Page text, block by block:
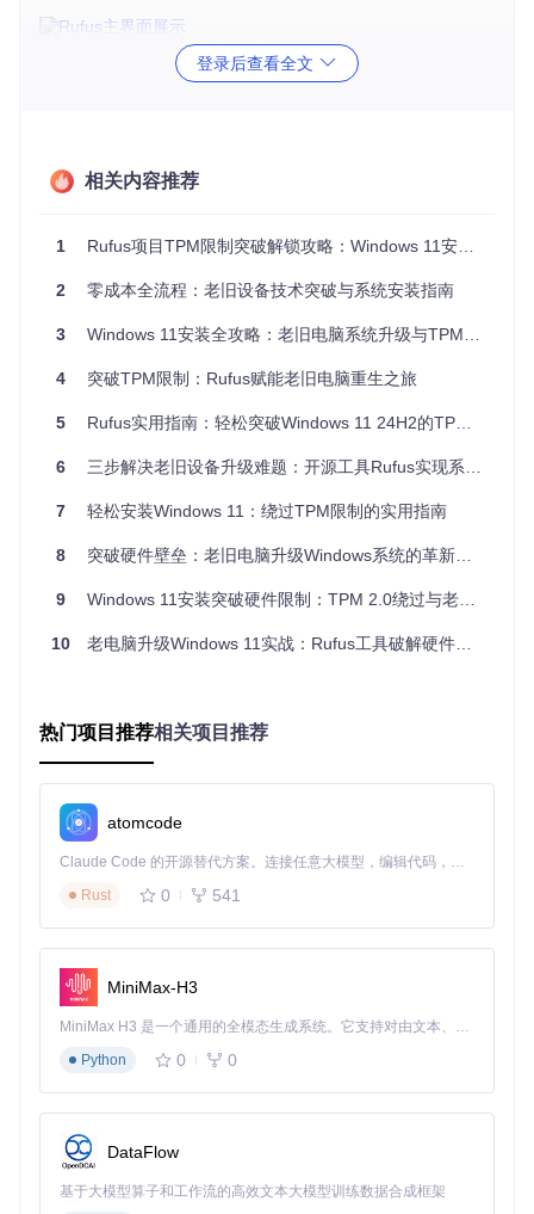
图1：Rufus正在创建Windows 11安装介质，界面简洁直观，
Windows 11 24H2的硬件要求验证系统由三个关键部分组成，
就像三道相互关联的门禁检查：
如同检查你的门禁卡是否在白名单中
硬件参数验证：系统会逐项检查TPM版本、内存大小等硬
件参数，好比保安核对你的身份信息
升级权限控制：最终决定是否允许安装的"放行开关"，控
这三道门禁相互配合，任何一道未通过都会导致安装失败。而
Rufus的解决方案就是通过精准修改系统配置开关（注册表
项），让系统"误以为"设备满足了所有要求。
解
传统手动修改方法（适用于技术人员）
在Rufus推出自动解决方案前，技术用户需要手动修改系统配
开启升级权限：修改系统策略允许不支持硬件的升级操作
这种方法需要使用命令行工具，对普通用户来说门槛较高且容
易出错。
新旧方法对比表
解决方案
操作
功
率
适用人
特点
手动修改
配置开关
⭐⭐⭐
7
0%
专业技
术人员
需记住多条命
令，风险较高
Rufus自动
破解
8%
户
一键完成
🛠️ 可视化操作指引：Rufus三步安装法
ws 11 24H2的硬件限制，整个过程只需三个步骤：
第一步：下载并准备Windows 11镜像
打开Rufus工具，插入至少8GB容量的USB闪存盘
登录后查看全文
相关内容推荐
1 Rufus项目TPM限制突破解锁攻略：Windows 11安装限制全解析
2 零成本全流程：老旧设备技术突破与系统安装指南
3 Windows 11安装全攻略：老旧电脑系统升级与TPM限制突破指南
4 突破TPM限制：Rufus赋能老旧电脑重生之旅
5 Rufus实用指南：轻松突破Windows 11 24H2的TPM限制
6 三步解决老旧设备升级难题：开源工具Rufus实现系统优化全攻略
7 轻松安装Windows 11：绕过TPM限制的实用指南
8 突破硬件壁垒：老旧电脑升级Windows系统的革新方案
9 Windows 11安装突破硬件限制：TPM 2.0绕过与老旧电脑升级全攻略
10 老电脑升级Windows 11实战：Rufus工具破解硬件限制全攻略
热门项目推荐相关项目推荐
atomcode
Claude Code 的开源替代方案。连接任意大模型，编辑代码，运行命令，自动验证 — 全自动执行。用 Rust 构建，极致性能。 ｜ An open-source alternative to Claude Code. Connect any LLM, edit code, run commands, and verify changes — autonomously. Built in Rust for speed. Get Started
Rust
0 541
MiniMax-H3
MiniMax H3 是一个通用的全模态生成系统。它支持对由文本、图像、视频和音频组成的多模态上下文进行统一理解，并能生成分辨率高达 2K、时长可达 15 秒的带原生立体声音频的视频。得益于面向任务泛化的系统设计，H3 在预训练阶段就已具备广泛的多模态上下文理解与生成能力，能够出色地执行复杂的多模态指令。
Python
0 0
DataFlow
基于大模型算子和工作流的高效文本大模型训练数据合成框架